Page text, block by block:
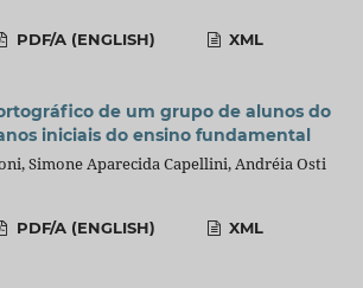
PDF/A (ENGLISH) XML
de um grupo de alunos do
anos iniciais do ensino fundamental
Simone Aparecida Capellini, Andréia Osti
PDF/A (ENGLISH) XML